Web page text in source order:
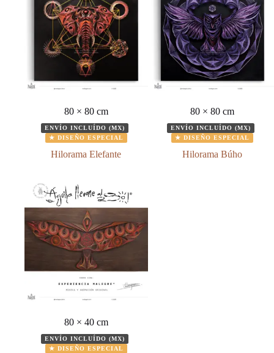
80 × 80 cm
ENVÍO INCLUÍDO (MX)
★ DISEÑO ESPECIAL
Hilorama Elefante
80 × 80 cm
ENVÍO INCLUÍDO (MX)
★ DISEÑO ESPECIAL
Hilorama Búho
80 × 40 cm
ENVÍO INCLUÍDO (MX)
★ DISEÑO ESPECIAL